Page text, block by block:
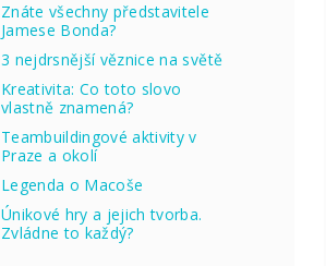
Znáte všechny představitele
Jamese Bonda?
3 nejdrsnější věznice na světě
Kreativita: Co toto slovo
vlastně znamená?
Teambuildingové aktivity v
Praze a okolí
Legenda o Macoše
Únikové hry a jejich tvorba.
Zvládne to každý?